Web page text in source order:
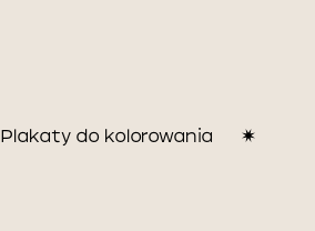
Plakaty do kolorowania